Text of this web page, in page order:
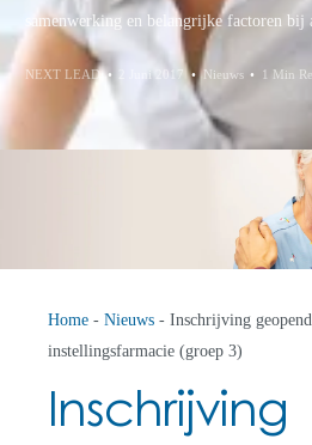
samenwerking en belangrijke factoren bij
NEXT LEAD 2 Juni 2017 Nieuws 1 Min
Home -Nieuws -Inschrijving
instellingsfarmacie (groep 3)
Inschrijving